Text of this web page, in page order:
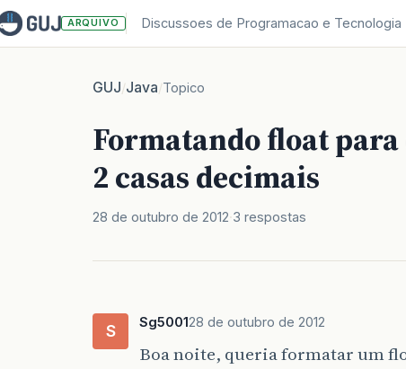
ARQUIVO Discussoes de Programacao e Tecnologia
GUJ/Java/Topico
Formatando float
2 casas decimais
28 de outubro de 2012 3 respostas
S Sg500128 de outubro de 2012
Boa noite, queria formatar um